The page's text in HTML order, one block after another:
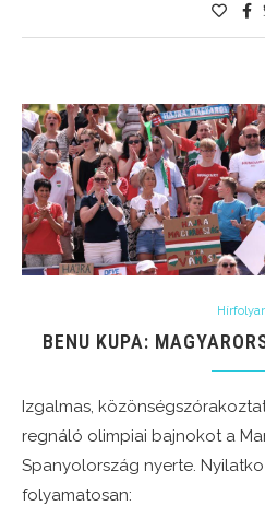
BENU KUPA:
Izgalmas,
regnáló olimpiai bajnokot a
Spanyolország nyerte.
folyamatosan: